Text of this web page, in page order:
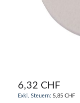
6,32 CHF
5,85 CHF